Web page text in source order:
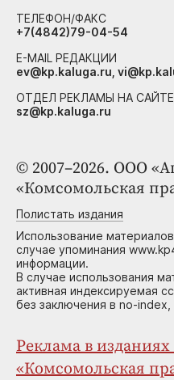
© 2007–2026. ООО
«Комсомольская
Полистать издания
Использование
случае упоминания
информации.
В случае использования
активная индексируемая
без заключения в no-
Реклама в
«Комсомольская
ТЕЛЕФОН/ФАКС
+7(4842)79-04-54
E-MAIL РЕДАКЦИИ
ev@kp.kaluga.ru,
ОТДЕЛ РЕКЛАМЫ НА САЙТЕ
sz@kp.kaluga.ru